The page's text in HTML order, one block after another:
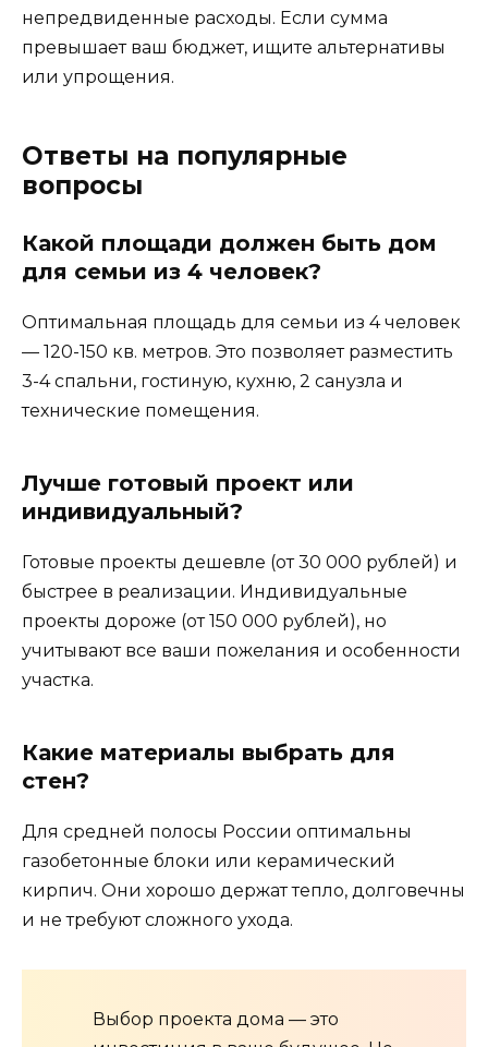
непредвиденные расходы. Если сумма
превышает ваш бюджет, ищите альтернативы
или упрощения.
Ответы на популярные
вопросы
Какой площади должен быть дом
для семьи из 4 человек?
Оптимальная площадь для семьи из 4 человек
— 120-150 кв. метров. Это позволяет разместить
3-4 спальни, гостиную, кухню, 2 санузла и
технические помещения.
Лучше готовый проект или
индивидуальный?
Готовые проекты дешевле (от 30 000 рублей) и
быстрее в реализации. Индивидуальные
проекты дороже (от 150 000 рублей), но
учитывают все ваши пожелания и особенности
участка.
Какие материалы выбрать для
стен?
Для средней полосы России оптимальны
газобетонные блоки или керамический
кирпич. Они хорошо держат тепло, долговечны
и не требуют сложного ухода.
Выбор проекта дома — это